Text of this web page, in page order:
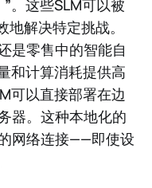
。这些SLM可以被
解决特定挑战。
是零售中的智能自
和计算消耗提供高
可以直接部署在边
器。这种本地化的
网络连接——即使设